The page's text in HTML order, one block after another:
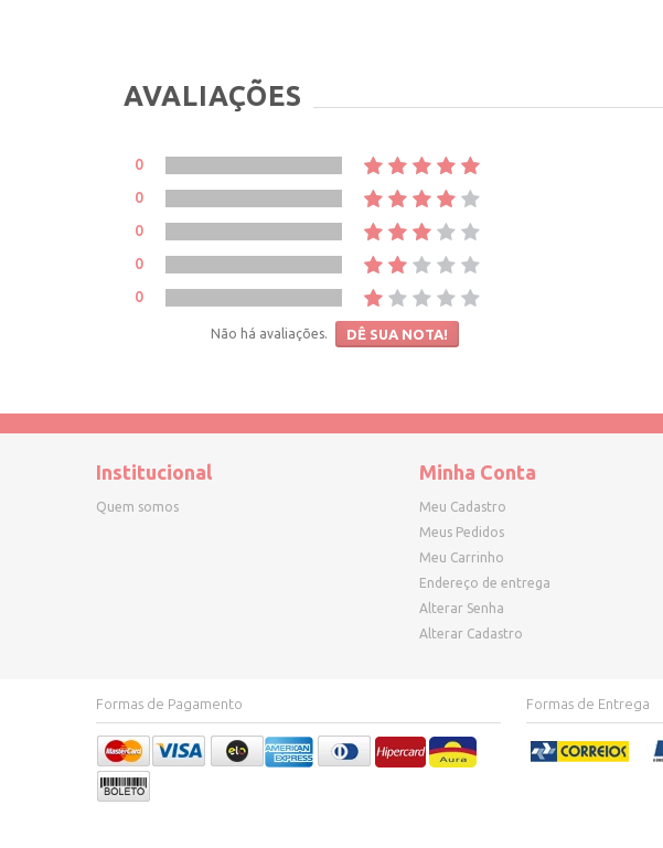
AVALIAÇÕES
0
0
0
0
0
Não há avaliações. DÊ SUA NOTA!
Institucional
Quem somos
Minha Conta
Meu Cadastro
Meus Pedidos
Meu Carrinho
Endereço de entrega
Alterar Senha
Alterar Cadastro
Formas de Pagamento Formas de Entrega